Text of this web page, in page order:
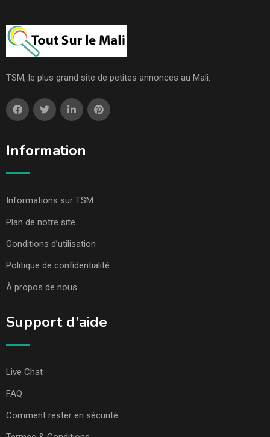
TSM, le plus grand site de petites annonces au Mali.
Information
Informations sur TSM
Plan de notre site
Conditions d’utilisation
Politique de confidentialité
À propos de nous
Support d’aide
Live Chat
FAQ
Comment rester en sécurité